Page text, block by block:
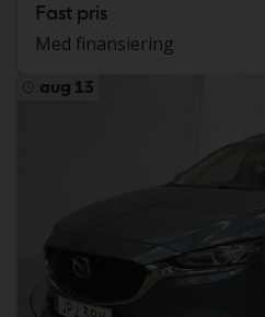
Fast pris
Med finansiering
aug 13